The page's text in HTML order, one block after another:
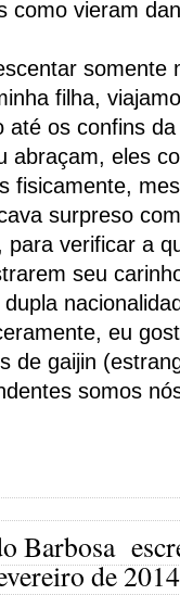
como vieram
somente
filha,
até os confins
abraçam, eles
fisicamente,
surpreso
verificar a
seu
eu
de gaijin
somos
Barbosa
de